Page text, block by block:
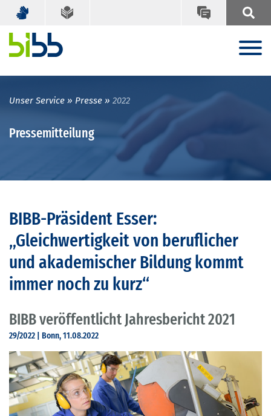
Unser Service Presse 2022
Pressemitteilung
BIBB-Präsident Esser:
„Gleichwertigkeit von beruflicher
und akademischer Bildung kommt
immer noch zu kurz“
BIBB veröffentlicht Jahresbericht 2021
29/2022 | Bonn, 11.08.2022